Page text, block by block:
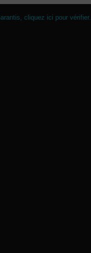
cliquez ici pour vérifier.